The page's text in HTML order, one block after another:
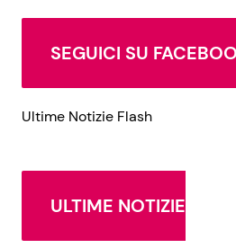
SEGUICI SU
Ultime Notizie Flash
ULTIME NOTIZIE